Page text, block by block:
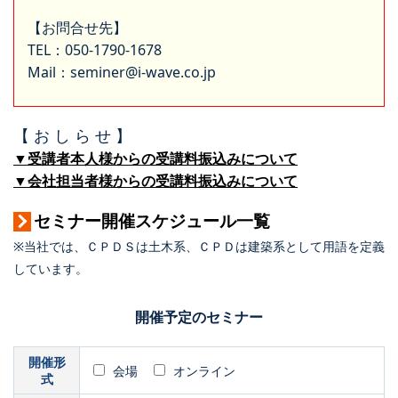
【お問合せ先】
TEL：050-1790-1678
Mail：seminer@i-wave.co.jp
【 お し ら せ 】
▼受講者本人様からの受講料振込みについて
▼会社担当者様からの受講料振込みについて
セミナー開催スケジュール一覧
※当社では、ＣＰＤＳは土木系、ＣＰＤは建築系として用語を定義
しています。
開催予定のセミナー
開催形
式
会場 オンライン